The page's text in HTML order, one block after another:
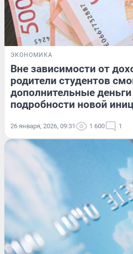
ЭКОНОМИКА
Вне зависимости от
родители студентов
дополнительные
подробности новой
26 января, 2026, 09:31 1 600 1